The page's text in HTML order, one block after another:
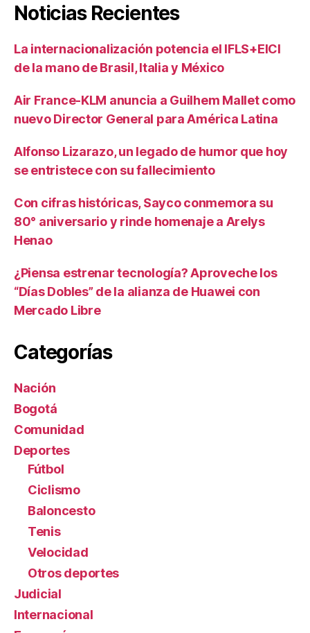
Noticias Recientes
La internacionalización potencia el IFLS+EICI
de la mano de Brasil, Italia y México
Air France-KLM anuncia a Guilhem Mallet como
nuevo Director General para América Latina
Alfonso Lizarazo, un legado de humor que hoy
se entristece con su fallecimiento
Con cifras históricas, Sayco conmemora su
80° aniversario y rinde homenaje a Arelys
Henao
¿Piensa estrenar tecnología? Aproveche los
“Días Dobles” de la alianza de Huawei con
Mercado Libre
Categorías
Nación
Bogotá
Comunidad
Deportes
Fútbol
Ciclismo
Baloncesto
Tenis
Velocidad
Otros deportes
Judicial
Internacional